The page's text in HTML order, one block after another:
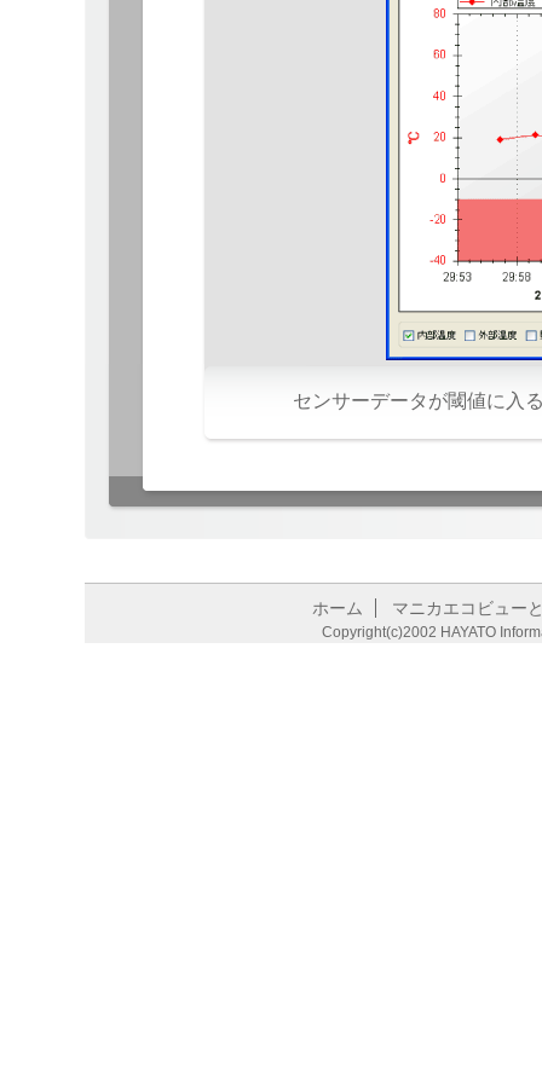
センサーデータが閾値に入
ホーム マニカエコビュー
Copyright(c)2002 HAYATO